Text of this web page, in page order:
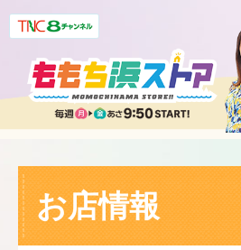
お店情報